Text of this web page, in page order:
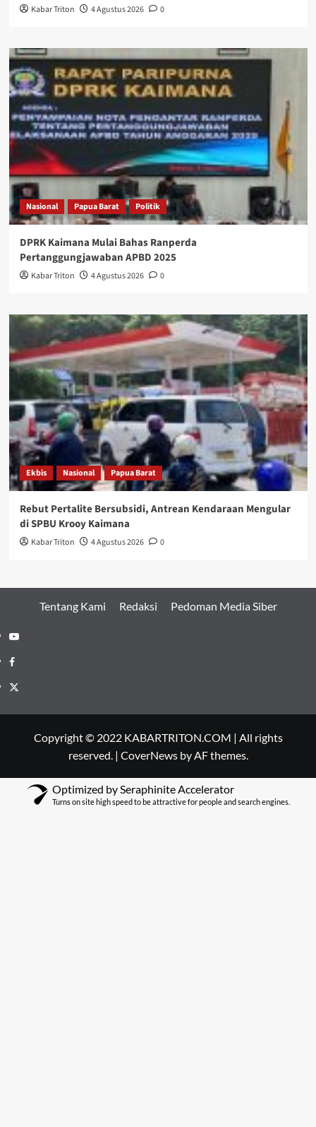
Kabar Triton 4 Agustus 2026 0
Nasional Papua Barat Politik
DPRK Kaimana Mulai Bahas Ranperda
Pertanggungjawaban APBD 2025
Kabar Triton 4 Agustus 2026 0
Ekbis Nasional Papua Barat
Rebut Pertalite Bersubsidi, Antrean Kendaraan Mengular
di SPBU Krooy Kaimana
Kabar Triton 4 Agustus 2026 0
Tentang Kami Redaksi Pedoman Media Siber
Youtube
Facebook
Twitter
Copyright © 2022 KABARTRITON.COM | All rights
reserved. | CoverNewsby AF themes.
Optimized by Seraphinite Accelerator
Turns on site high speed to be attractive for people and search engines.